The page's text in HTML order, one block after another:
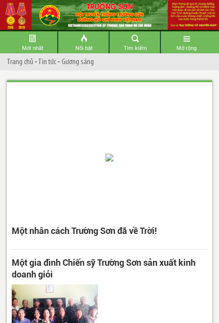
Mới nhất Nổi bật Tìm kiếm Mở rộng
Trang chủ -Tin tức-Gương sáng
Một nhân cách Trường Sơn đã về Trời!
Một gia đình Chiến sỹ Trường Sơn sản xuất kinh
doanh giỏi